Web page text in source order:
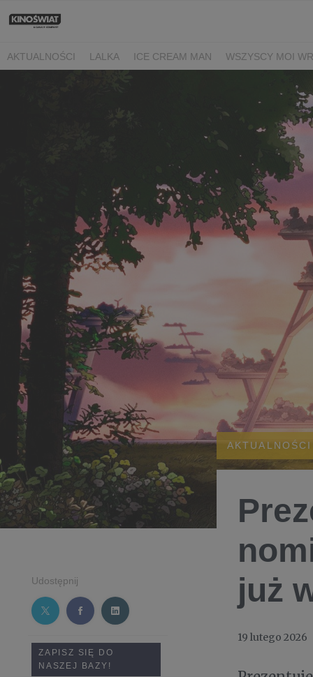
AKTUALNOŚCI LALKA ICE CREAM MAN
WSZYSCY MOI
LUNA I ROZGADANA
Udostępnij
ZAPISZ SIĘ DO
NASZEJ BAZY!
AKTUALNOŚCI
już
19 lutego 2026